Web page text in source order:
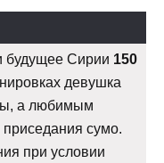
будущее Сирии 150
девушка
а любимым
сумо.
при условии